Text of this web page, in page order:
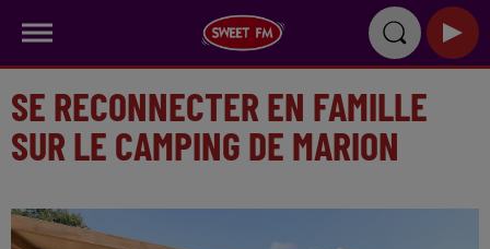
SE RECONNECTER EN FAMILLE
SUR LE CAMPING DE MARION